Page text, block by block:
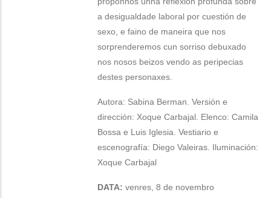
a desigualdade laboral por cuestión de
sexo, e faino de maneira que nos
sorprenderemos cun sorriso debuxado
nos nosos beizos vendo as peripecias
destes personaxes.
Autora: Sabina Berman. Versión e
dirección: Xoque Carbajal. Elenco: Camila
Bossa e Luis Iglesia. Vestiario e
escenografía: Diego Valeiras. Iluminación:
Xoque Carbajal
DATA:venres, 8 de novembro